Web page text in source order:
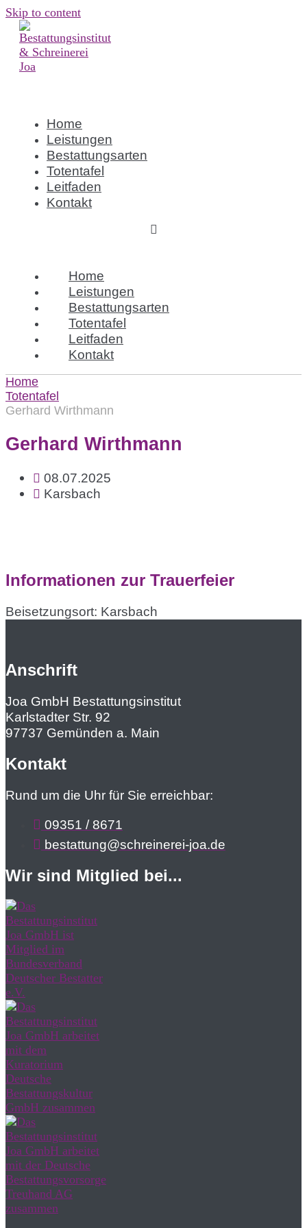
Skip to content
Home
Leistungen
Bestattungsarten
Totentafel
Leitfaden
Kontakt
Home
Leistungen
Bestattungsarten
Totentafel
Leitfaden
Kontakt
Home
Totentafel
Gerhard Wirthmann
Gerhard Wirthmann
08.07.2025
Karsbach
Informationen zur Trauerfeier
Beisetzungsort: Karsbach
Anschrift
Joa GmbH Bestattungsinstitut
Karlstadter Str. 92
97737 Gemünden a. Main
Kontakt
Rund um die Uhr für Sie erreichbar:
09351 / 8671
bestattung@schreinerei-joa.de
Wir sind Mitglied bei...